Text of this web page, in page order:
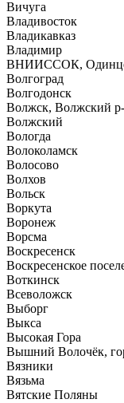
Вичуга
Владивосток
Владикавказ
Владимир
ВНИИССОК,
Волгоград
Волгодонск
Волжск, Волжский
Волжский
Вологда
Волоколамск
Волосово
Волхов
Вольск
Воркута
Воронеж
Ворсма
Воскресенск
Воскресенское
Воткинск
Всеволожск
Выборг
Выкса
Высокая Гора
Вышний Волочёк,
Вязники
Вязьма
Вятские Поляны